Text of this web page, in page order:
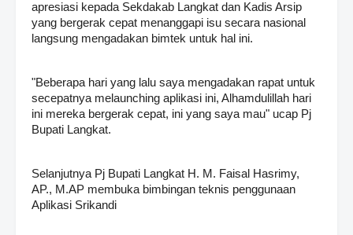
apresiasi kepada Sekdakab Langkat dan Kadis Arsip
yang bergerak cepat menanggapi isu secara nasional
langsung mengadakan bimtek untuk hal ini.
"Beberapa hari yang lalu saya mengadakan rapat untuk
secepatnya melaunching aplikasi ini, Alhamdulillah hari
ini mereka bergerak cepat, ini yang saya mau" ucap Pj
Bupati Langkat.
Selanjutnya Pj Bupati Langkat H. M. Faisal Hasrimy,
AP., M.AP membuka bimbingan teknis penggunaan
Aplikasi Srikandi